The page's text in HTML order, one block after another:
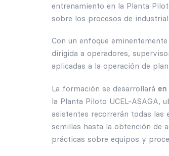
entrenamiento en la Planta
sobre los procesos de
Con un enfoque
dirigida a operadores,
aplicadas a la operación de
La formación se desarrollará en
la Planta Piloto UCEL-ASAGA,
asistentes recorrerán todas las
semillas hasta la obtención de
prácticas sobre equipos y